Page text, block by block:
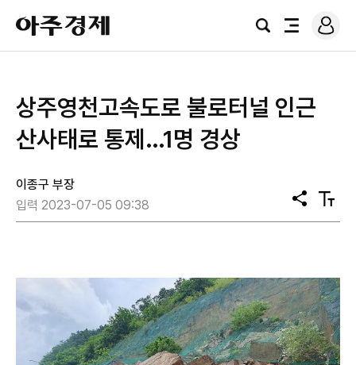
아
주
경
검
전
로
그
상주영천고속도로 불로터널 인근
산사태로 통제…1명 경상
이종구 부장
입력 2023-07-05 09:38
공
유
텍
스